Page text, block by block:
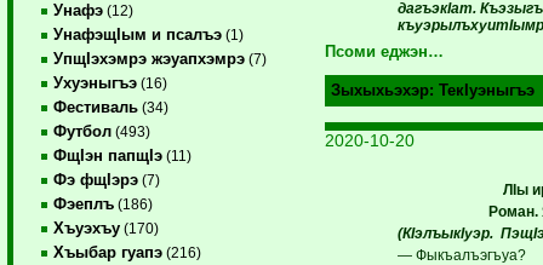
Унафэ (12)
УнафэщIым и псалъэ (1)
УпщIэхэмрэ жэуапхэмрэ (7)
Ухуэныгъэ (16)
Фестиваль (34)
Футбол (493)
ФщIэн папщIэ (11)
Фэ фщIэрэ (7)
Фэеплъ (186)
Хъуэхъу (170)
Хъыбар гуапэ (216)
дагъэкIат.
Псоми еджэн…
Зыхыхьэхэр:ТекIуэныгъэ
2020-10-20
ЛIы
(КIэлъыкIуэр.
— Фыкъалъэгъуа?